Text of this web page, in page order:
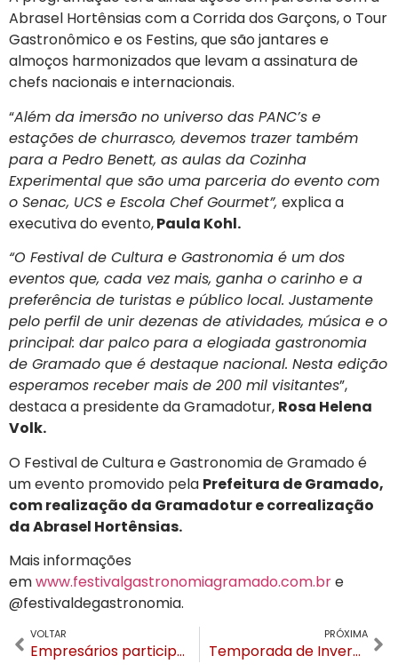
Abrasel Hortênsias com a Corrida dos Garçons, o Tour
Gastronômico e os Festins, que são jantares e
almoços harmonizados que levam a assinatura de
chefs nacionais e internacionais.
“Além da imersão no universo das PANC’s e
estações de churrasco, devemos trazer também
para a Pedro Benett, as aulas da Cozinha
Experimental que são uma parceria do evento com
o Senac, UCS e Escola Chef Gourmet”, explica a
executiva do evento,Paula Kohl.
“O Festival de Cultura e Gastronomia é um dos
eventos que, cada vez mais, ganha o carinho e a
preferência de turistas e público local. Justamente
pelo perfil de unir dezenas de atividades, música e o
principal: dar palco para a elogiada gastronomia
de Gramado que é destaque nacional. Nesta edição
esperamos receber mais de 200 mil visitantes”,
destaca a presidente da Gramadotur, Rosa Helena
Volk.
O Festival de Cultura e Gastronomia de Gramado é
um evento promovido pela Prefeitura de Gramado,
com realização da Gramadotur e correalização
da Abrasel Hortênsias.
Mais informações
emwww.festivalgastronomiagramado.com.bre
@festivaldegastronomia.
VOLTAR
Empresários participam da INFOCOMM nos EUA com foco no Aquário de Gramado
PRÓXIMA
Temporada de Inverno de Canela iniciou no ritmo de São João